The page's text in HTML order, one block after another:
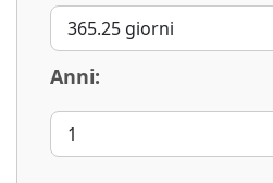
Anni: